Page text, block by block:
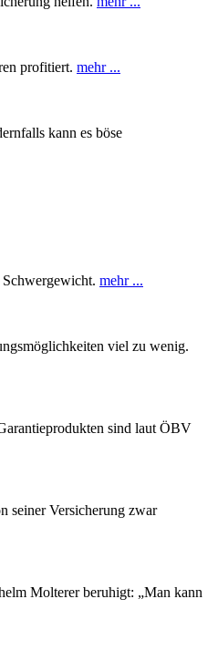
profitiert. mehr ...
kann es böse
mehr ...
viel zu wenig.
sind laut ÖBV
seiner Versicherung zwar
Molterer beruhigt: „Man kann